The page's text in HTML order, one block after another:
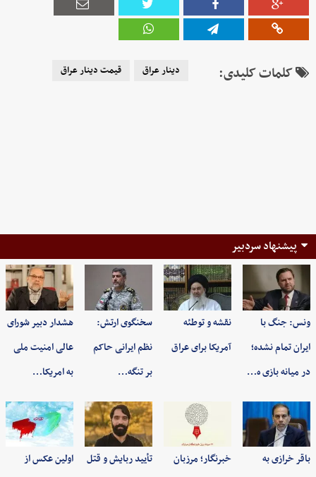
کلمات کلیدی: دینار عراق قیمت دینار عراق
پیشنهاد سردبیر
ونس: جنگ با
ایران تمام نشده؛
در میانه بازی ه…
نقشه و توطئه
آمریکا برای عراق
سخنگوی ارتش:
نظم ایرانی حاکم
بر تنگه…
هشدار دبیر شورای
عالی امنیت ملی
به امریکا…
باقر خرازی به
خبرنگار؛ مرزبان
تأیید ربایش و قتل
اولین عکس از